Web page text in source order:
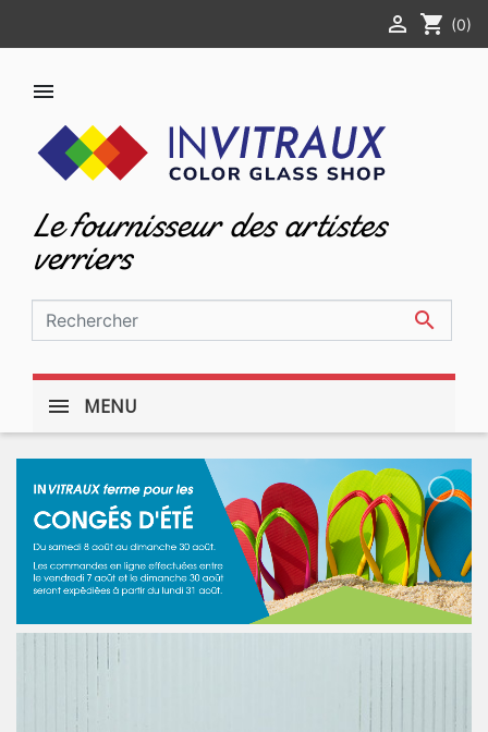
 shopping_cart (0)

Le fournisseur des artistes
verriers

MENU